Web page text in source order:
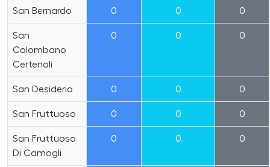
San Bernardo 0 0 0
San
Colombano
Certenoli
0 0 0
San Desiderio 0 0 0
San Fruttuoso 0 0 0
San Fruttuoso
Di Camogli
0 0 0